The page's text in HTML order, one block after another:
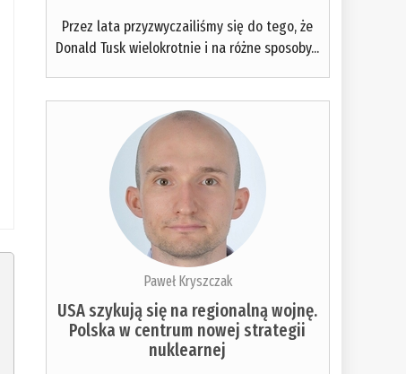
Przez lata przyzwyczailiśmy się do tego, że
Donald Tusk wielokrotnie i na różne sposoby...
Paweł Kryszczak
USA szykują się na regionalną wojnę.
Polska w centrum nowej strategii
nuklearnej